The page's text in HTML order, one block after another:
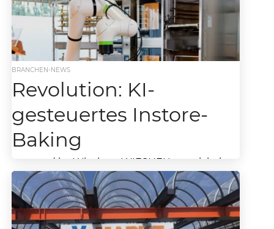
und Kundenbindung in Baumärkten – Wanzl
setzt in V-Baumarkt autonomen V-Mini mit
Bäckereikonzept um Gastronomiekonzepte,
vor...
BRANCHEN-NEWS
Revolution: KI-
gesteuertes Instore-
Baking
powered by Wiesheu: WIESHEU entwickelt
mit Wanzl und FANUC Bake-Off-Station 4.0
Das Instore-Baking im
Lebensmitteleinzelhandel wächst bei
gleichzeitig hohem Kostendruck. Fehlende